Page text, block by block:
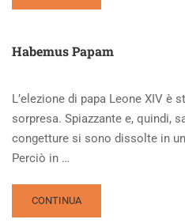
MORE
FRANCESCO
LE
NUOVE
SFIDE
LA
CHIESA:
IL
Habemus Papam
L’elezione di papa Leone XIV è
sorpresa. Spiazzante e, quindi,
congetture si sono dissolte in
Perciò in …
READ
MORE
CONTINUA